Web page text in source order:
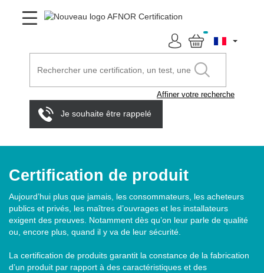
Affiner votre recherche
Je souhaite être rappelé
Certification de produit
Aujourd’hui plus que jamais, les consommateurs, les acheteurs
publics et privés, les maîtres d’ouvrages et les installateurs
exigent des preuves. Notamment dès qu’on leur parle de qualité
ou, encore plus, quand il y va de leur sécurité.
La certification de produits garantit la constance de la fabrication
d’un produit par rapport à des caractéristiques et des